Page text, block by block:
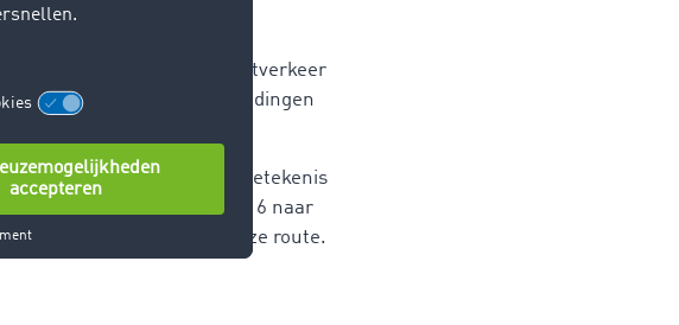
zowel blijkt uit de
van Oostenrijkse
dat het binnenlandse vrachtverkeer
ingeboet. De vrachtaanbiedingen
sindsdien behouden.
heeft sinds 2021 zijn betekenis
sterk verloren – van plaats 6 naar
spoorvrachtvervoer op deze route.